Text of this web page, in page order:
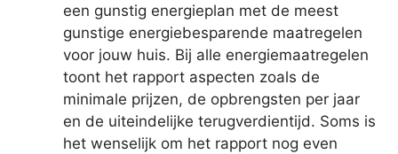
een gunstig energieplan met de meest
gunstige energiebesparende maatregelen
voor jouw huis. Bij alle energiemaatregelen
toont het rapport aspecten zoals de
minimale prijzen, de opbrengsten per jaar
en de uiteindelijke terugverdientijd. Soms is
het wenselijk om het rapport nog even